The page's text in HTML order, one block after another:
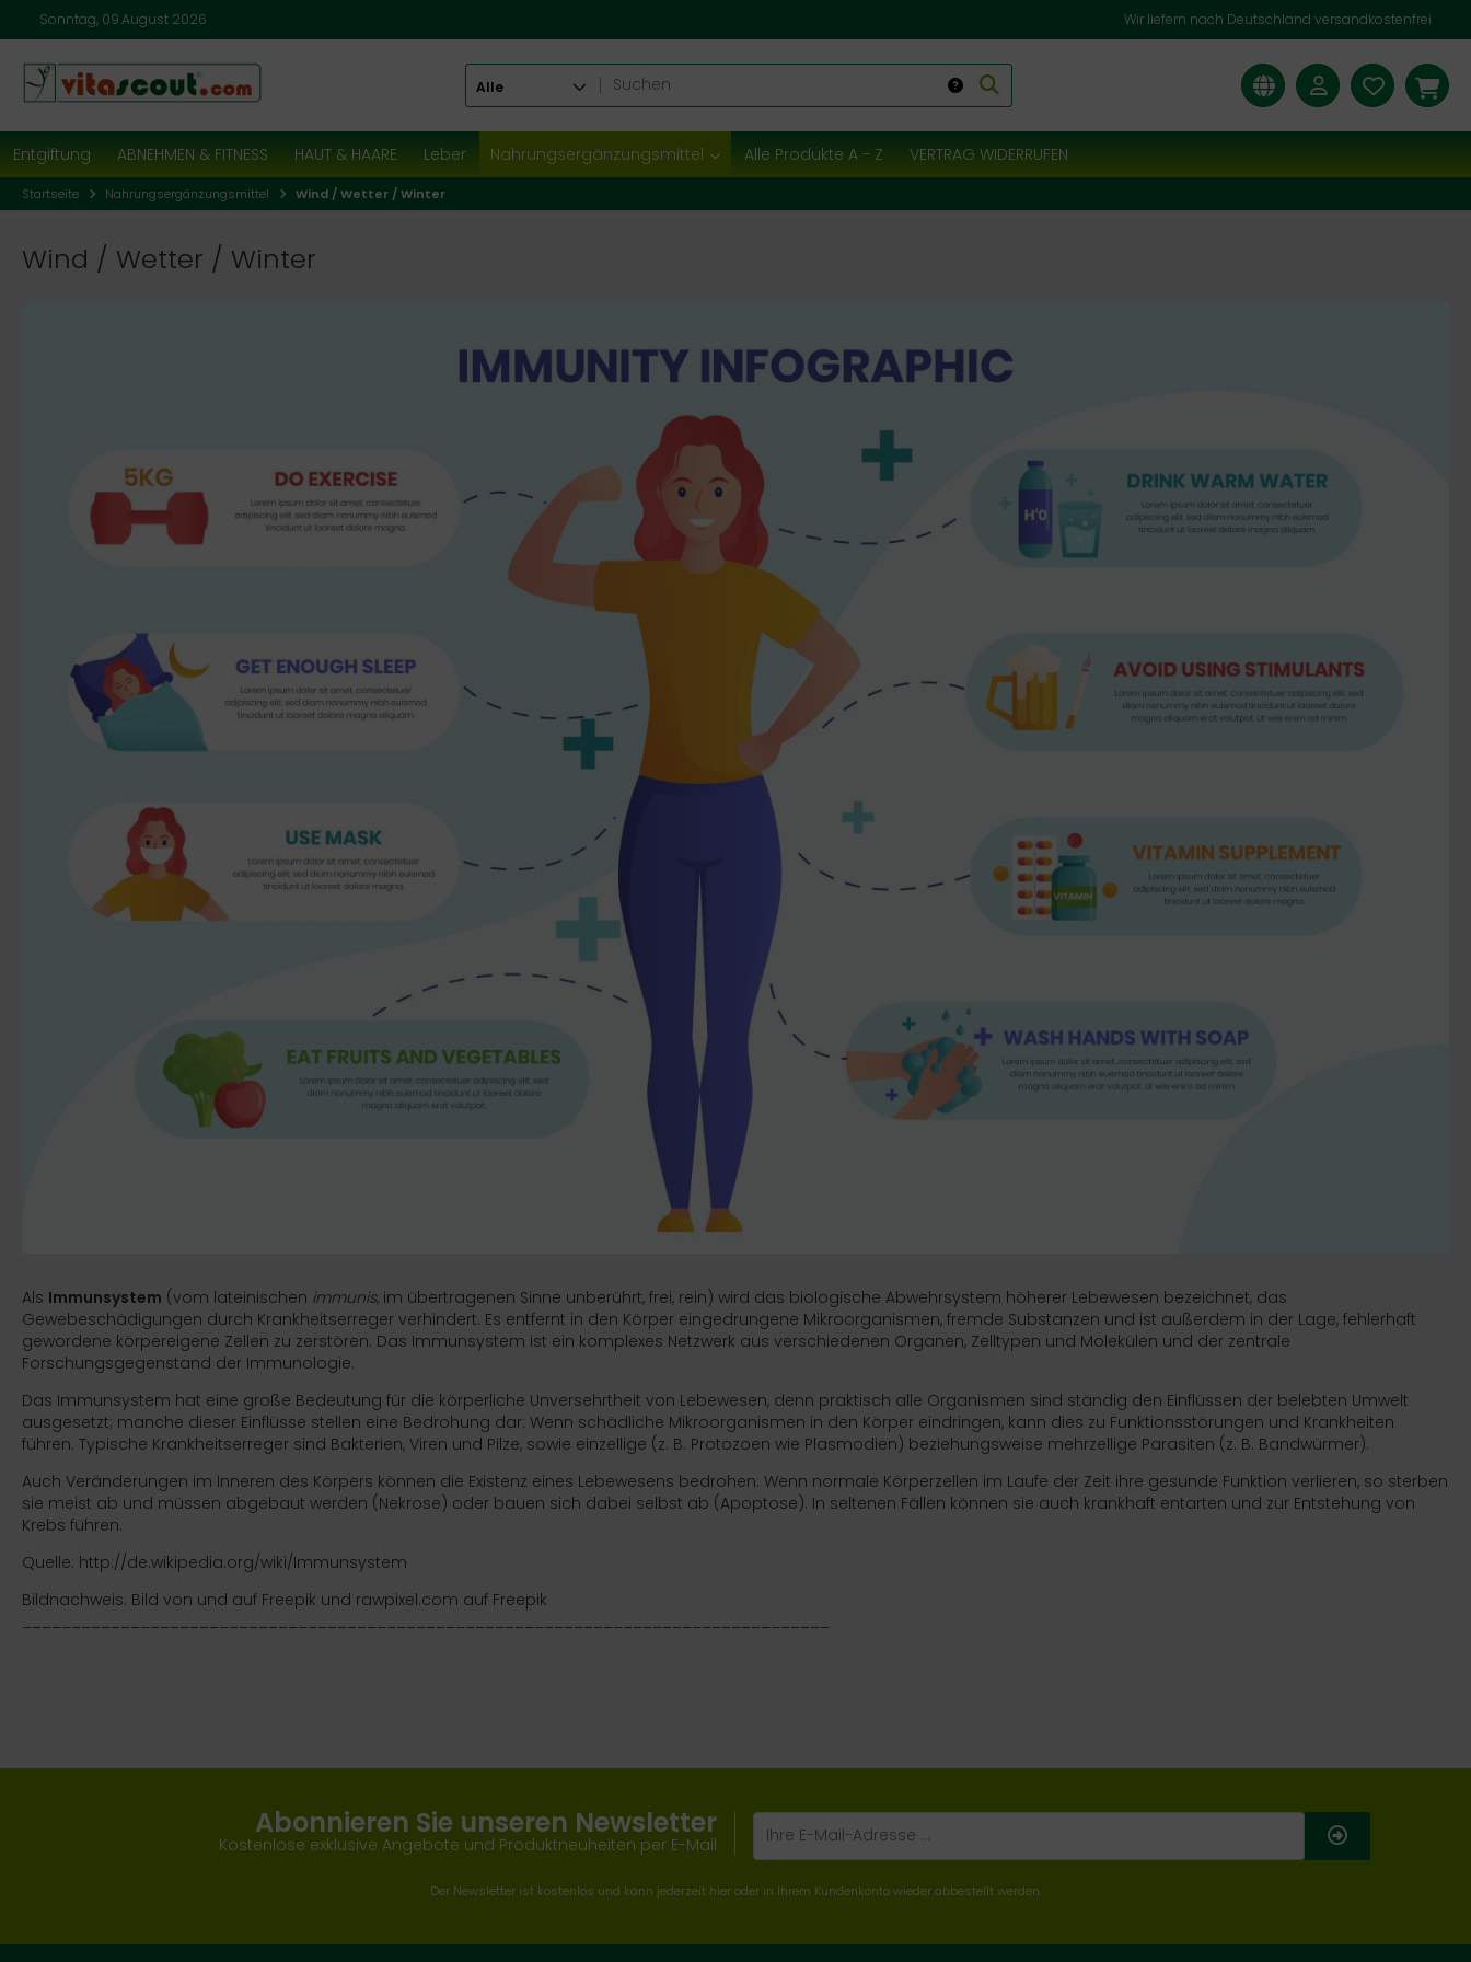
Sonntag, 09.August 2026 Wir liefern nach Deutschland versandkostenfrei
Alle
Entgiftung ABNEHMEN & FITNESS HAUT & HAARE Leber Nahrungsergänzungsmittel Alle Produkte A - Z VERTRAG WIDERRUFEN
Startseite Nahrungsergänzungsmittel Wind / Wetter / Winter
Wind / Wetter / Winter
Als Immunsystem (vom lateinischen immunis, im übertragenen Sinne unberührt, frei, rein) wird das biologische Abwehrsystem höherer Lebewesen bezeichnet, das
Gewebeschädigungen durch Krankheitserreger verhindert. Es entfernt in den Körper eingedrungene Mikroorganismen, fremde Substanzen und ist außerdem in der Lage, fehlerhaft
gewordene körpereigene Zellen zu zerstören. Das Immunsystem ist ein komplexes Netzwerk aus verschiedenen Organen, Zelltypen und Molekülen und der zentrale
Forschungsgegenstand der Immunologie.
Das Immunsystem hat eine große Bedeutung für die körperliche Unversehrtheit von Lebewesen, denn praktisch alle Organismen sind ständig den Einflüssen der belebten Umwelt
ausgesetzt; manche dieser Einflüsse stellen eine Bedrohung dar: Wenn schädliche Mikroorganismen in den Körper eindringen, kann dies zu Funktionsstörungen und Krankheiten
führen. Typische Krankheitserreger sind Bakterien, Viren und Pilze, sowie einzellige (z. B. Protozoen wie Plasmodien) beziehungsweise mehrzellige Parasiten (z. B. Bandwürmer).
Auch Veränderungen im Inneren des Körpers können die Existenz eines Lebewesens bedrohen: Wenn normale Körperzellen im Laufe der Zeit ihre gesunde Funktion verlieren, so sterben
sie meist ab und müssen abgebaut werden (Nekrose) oder bauen sich dabei selbst ab (Apoptose). In seltenen Fällen können sie auch krankhaft entarten und zur Entstehung von
Krebs führen.
Quelle: http://de.wikipedia.org/wiki/Immunsystem
Bildnachweis: Bild von und auf Freepik und rawpixel.com auf Freepik
Abonnieren Sie unseren Newsletter
Kostenlose exklusive Angebote und Produktneuheiten per E-Mail
Der Newsletter ist kostenlos und kann jederzeit hier oder in Ihrem Kundenkonto wieder abbestellt werden.